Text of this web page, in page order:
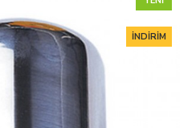
İNDIRIM